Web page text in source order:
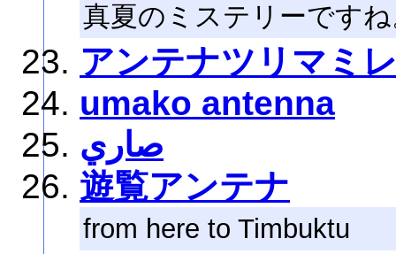
真夏のミステリーです
アンテナツリマミ
umako antenna
صاري
遊覧アンテナ
from here to Timbuktu